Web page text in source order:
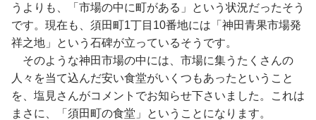
うよりも、「市場の中に町がある」という状況だったそう
です。現在も、須田町1丁目10番地には「神田青果市場発
祥之地」という石碑が立っているそうです。
そのような神田市場の中には、市場に集うたくさんの
人々を当て込んだ安い食堂がいくつもあったということ
を、塩見さんがコメントでお知らせ下さいました。これは
まさに、「須田町の食堂」ということになります。